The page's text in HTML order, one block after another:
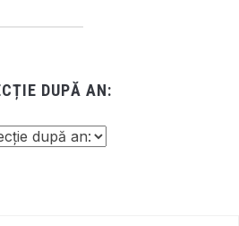
DUPĂ AN: